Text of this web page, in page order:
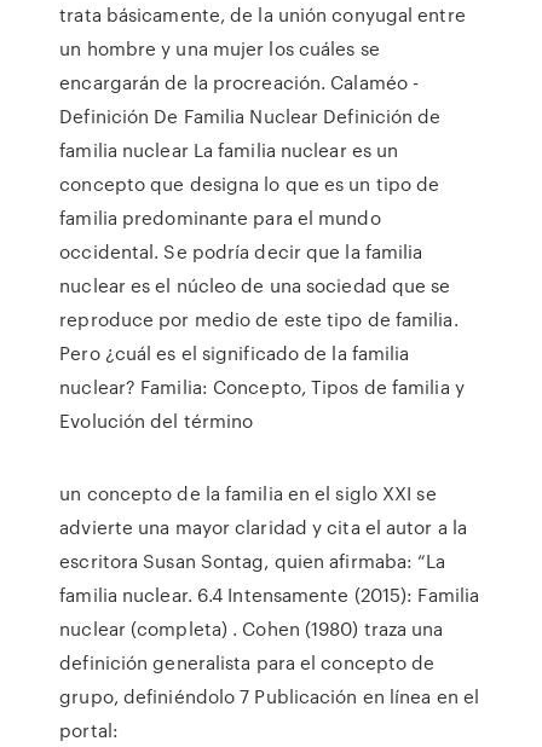
trata básicamente, de la unión conyugal entre
un hombre y una mujer los cuáles se
encargarán de la procreación. Calaméo -
Definición De Familia Nuclear Definición de
familia nuclear La familia nuclear es un
concepto que designa lo que es un tipo de
familia predominante para el mundo
occidental. Se podría decir que la familia
nuclear es el núcleo de una sociedad que se
reproduce por medio de este tipo de familia.
Pero ¿cuál es el significado de la familia
nuclear? Familia: Concepto, Tipos de familia y
Evolución del término
un concepto de la familia en el siglo XXI se
advierte una mayor claridad y cita el autor a la
escritora Susan Sontag, quien afirmaba: “La
familia nuclear. 6.4 Intensamente (2015): Familia
nuclear (completa) . Cohen (1980) traza una
definición generalista para el concepto de
grupo, definiéndolo 7 Publicación en línea en el
portal: